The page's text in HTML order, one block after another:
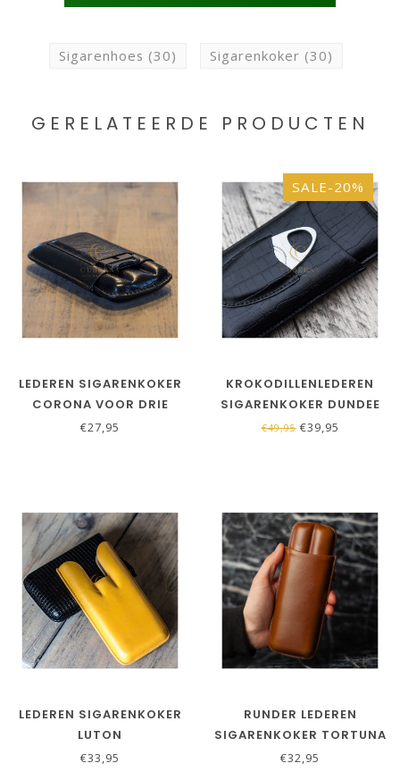
Sigarenhoes (30) Sigarenkoker (30)
GERELATEERDE PRODUCTEN
LEDEREN SIGARENKOKER
CORONA VOOR DRIE
SIGAREN
€27,95
SALE-20%
KROKODILLENLEDEREN
SIGARENKOKER DUNDEE
INCL. KNIPPER
€49,95€39,95
LEDEREN SIGARENKOKER
LUTON
€33,95
RUNDER LEDEREN
SIGARENKOKER TORTUNA
BRUIN
€32,95